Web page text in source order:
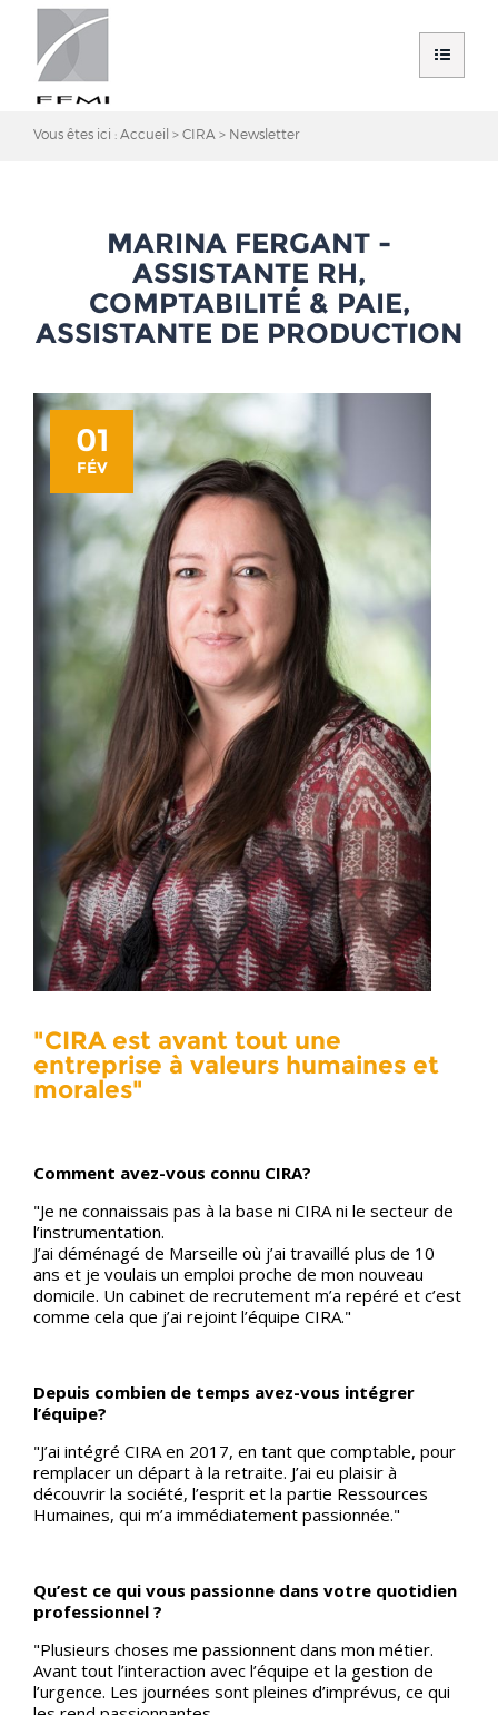
Vous êtes ici : Accueil CIRA Newsletter
MARINA FERGANT -
ASSISTANTE RH,
COMPTABILITÉ & PAIE,
ASSISTANTE DE PRODUCTION
01
FÉV
"CIRA est avant tout une
entreprise à valeurs humaines et
morales"
Comment avez-vous connu CIRA?
"Je ne connaissais pas à la base ni CIRA ni le secteur de
l’instrumentation.
J’ai déménagé de Marseille où j’ai travaillé plus de 10
ans et je voulais un emploi proche de mon nouveau
domicile. Un cabinet de recrutement m’a repéré et c’est
comme cela que j’ai rejoint l’équipe CIRA."
Depuis combien de temps avez-vous intégrer
l’équipe?
"J’ai intégré CIRA en 2017, en tant que comptable, pour
remplacer un départ à la retraite. J’ai eu plaisir à
découvrir la société, l’esprit et la partie Ressources
Humaines, qui m’a immédiatement passionnée."
Qu’est ce qui vous passionne dans votre quotidien
professionnel ?
"Plusieurs choses me passionnent dans mon métier.
Avant tout l’interaction avec l’équipe et la gestion de
l’urgence. Les journées sont pleines d’imprévus, ce qui